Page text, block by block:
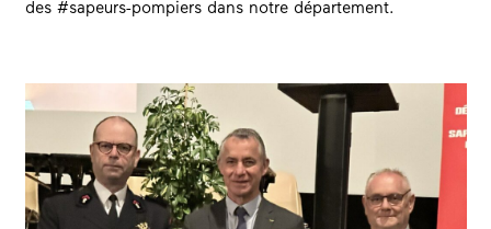
des #sapeurs-pompiers dans notre département.